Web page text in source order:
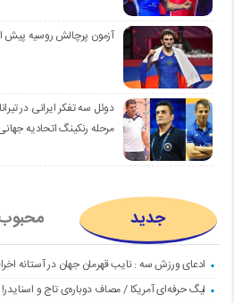
آزمون پرچالش روسیه پیش
دوئل سه تفکر ایرانی در
مرحله رنکینگ اتحادیه
جدید
ادعای ورزش سه : نایب قهرمان جهان در آستانه
لیگ حرفه‌ای آمریکا / مصاف دوباره‌ی تاج و اسنایدر!